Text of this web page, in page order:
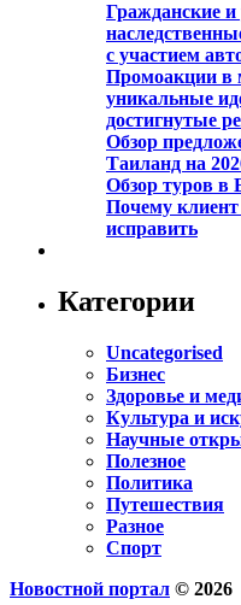
Гражданские
с участием
Промоакции в
уникальные
достигнутые
Обзор
Таиланд на
Обзор туров в
Почему клиент
исправить
Категории
Uncategorised
Бизнес
Здоровье и
Культура и
Научные
Полезное
Политика
Путешествия
Разное
Спорт
Новостной портал © 2026